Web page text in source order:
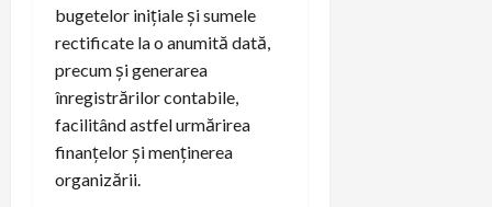
bugetelor inițiale și sumele
rectificate la o anumită dată,
precum și generarea
înregistrărilor contabile,
facilitând astfel urmărirea
finanțelor și menținerea
organizării.